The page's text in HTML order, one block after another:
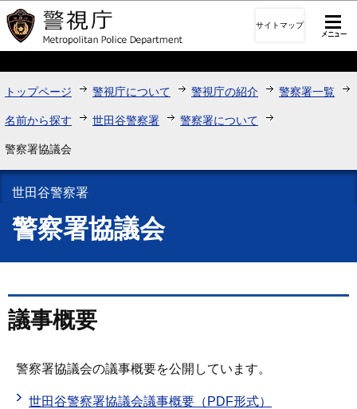
このページの本文へ移動
サイトマップ
トップページ 警視庁について 警視庁の紹介 警察署一覧
名前から探す 世田谷警察署 警察署について
警察署協議会
世田谷警察署
警察署協議会
議事概要
警察署協議会の議事概要を公開しています。
世田谷警察署協議会議事概要（PDF形式）